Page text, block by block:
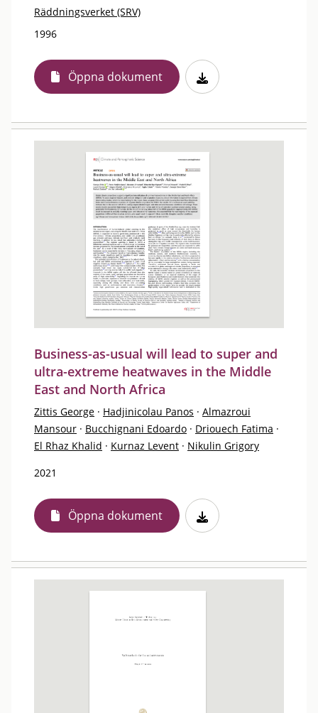
Räddningsverket (SRV)
1996
Öppna dokument
Business-as-usual will lead to super and
ultra-extreme heatwaves in the Middle
East and North Africa
Zittis George · Hadjinicolau Panos · Almazroui
Mansour · Bucchignani Edoardo · Driouech Fatima ·
El Rhaz Khalid · Kurnaz Levent · Nikulin Grigory
2021
Öppna dokument